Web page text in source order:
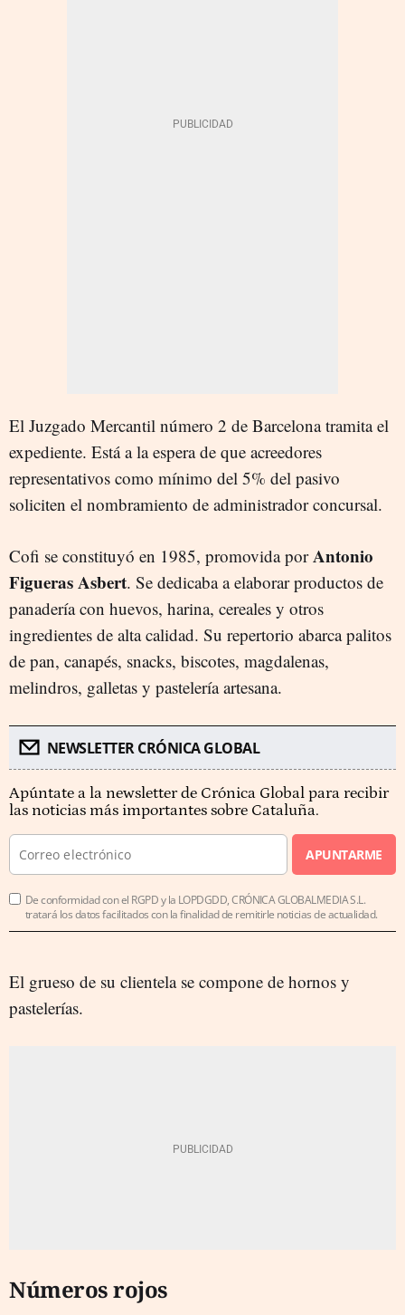
El Juzgado Mercantil número 2 de Barcelona tramita el
expediente. Está a la espera de que acreedores
representativos como mínimo del 5% del pasivo
soliciten el nombramiento de administrador concursal.
Cofi se constituyó en 1985, promovida porAntonio
Figueras Asbert. Se dedicaba a elaborar productos de
panadería con huevos, harina, cereales y otros
ingredientes de alta calidad. Su repertorio abarca palitos
de pan, canapés, snacks, biscotes, magdalenas,
melindros, galletas y pastelería artesana.
NEWSLETTER CRÓNICA GLOBAL
Apúntate a la newsletter de Crónica Global para recibir
las noticias más importantes sobre Cataluña.
APUNTARME
De conformidad con el RGPD y la LOPDGDD, CRÓNICA GLOBALMEDIA S.L.
tratará los datos facilitados con la finalidad de remitirle noticias de actualidad.
El grueso de su clientela se compone de hornos y
pastelerías.
Números rojos